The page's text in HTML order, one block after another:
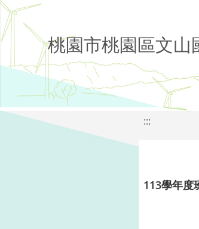
桃園市桃園區文山
:::
113學年度